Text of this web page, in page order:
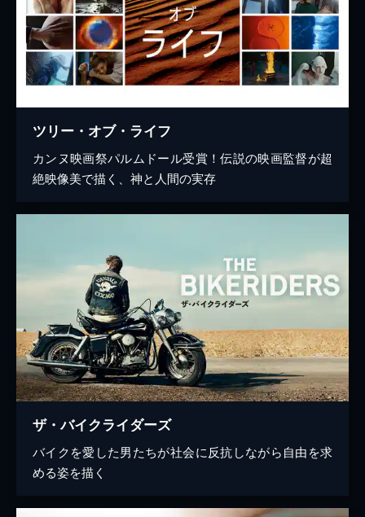
ツリー・オブ・ライフ
カンヌ映画祭パルムドール受賞！伝説の映画監督が超
絶映像美で描く、神と人間の実存
ザ・バイクライダーズ
バイクを愛した男たちが社会に反抗しながら自由を求
める姿を描く